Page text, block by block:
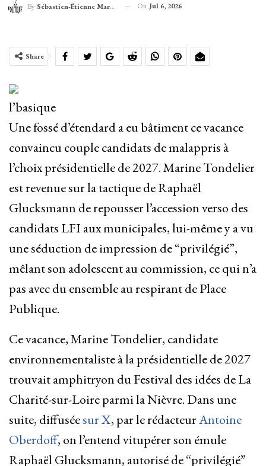
By Sébastien-Étienne Marechal On Jul 6, 2026
Share
l’basique
Une fossé d’étendard a eu bâtiment ce vacance
convaincu couple candidats de malappris à
l’choix présidentielle de 2027. Marine Tondelier
est revenue sur la tactique de Raphaël
Glucksmann de repousser l’accession verso des
candidats LFI aux municipales, lui-même y a vu
une séduction de impression de “privilégié”,
mêlant son adolescent au commission, ce qui n’a
pas avec du ensemble au respirant de Place
Publique.
Ce vacance, Marine Tondelier, candidate
environnementaliste à la présidentielle de 2027
trouvait amphitryon du Festival des idées de La
Charité-sur-Loire parmi la Nièvre. Dans une
suite, diffuséesur X, par le rédacteurAntoine
Oberdoff, on l’entend vitupérer son émule
Raphaël Glucksmann, autorisé de “privilégié”